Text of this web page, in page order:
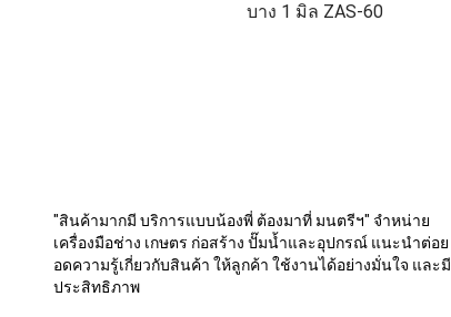
บาง 1 มิล ZAS-60
"สินค้ามากมี บริการแบบน้องพี่ ต้องมาที่ มนตรีฯ" จำหน่าย
เครื่องมือช่าง เกษตร ก่อสร้าง ปั๊มน้ำและอุปกรณ์ แนะนำต่อย
อดความรู้เกี่ยวกับสินค้า ให้ลูกค้า ใช้งานได้อย่างมั่นใจ และมี
ประสิทธิภาพ